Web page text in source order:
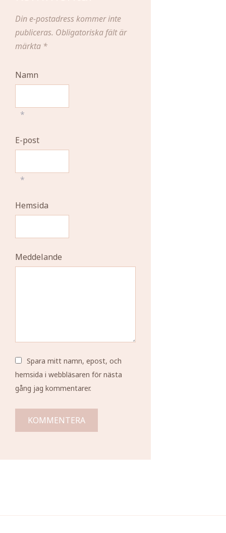
Din e-postadress kommer inte
publiceras. Obligatoriska fält är
märkta *
Namn
*
E-post
*
Hemsida
Meddelande
Spara mitt namn, epost, och
hemsida i webbläsaren för nästa
gång jag kommentarer.